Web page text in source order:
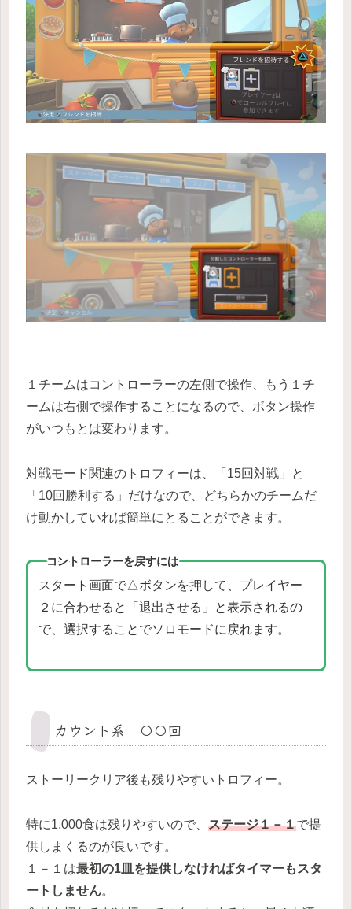
１チームはコントローラーの左側で操作、もう１チ
ームは右側で操作することになるので、ボタン操作
がいつもとは変わります。
対戦モード関連のトロフィーは、「15回対戦」と
「10回勝利する」だけなので、どちらかのチームだ
け動かしていれば簡単にとることができます。
コントローラーを戻すには
スタート画面で△ボタンを押して、プレイヤー
２に合わせると「退出させる」と表示されるの
で、選択することでソロモードに戻れます。
カウント系 〇〇回
ストーリークリア後も残りやすいトロフィー。
特に1,000食は残りやすいので、 ステージ１－１で提
供しまくるのが良いです。
１－１は最初の1皿を提供しなければタイマーもスタ
ートしません。